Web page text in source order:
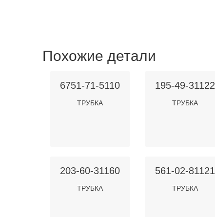
Похожие детали
6751-71-5110
ТРУБКА
195-49-31122
ТРУБКА
203-60-31160
ТРУБКА
561-02-81121
ТРУБКА